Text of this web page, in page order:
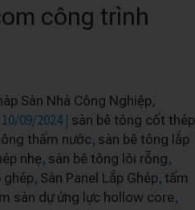
công trình
Sàn Nhà Công Nghiệp,
10/09/2024| sàn bê tông cốt thép
thấm nước, sàn bê tông lắp
nhẹ, sàn bê tông lõi rỗng,
ghép, Sàn Panel Lắp Ghép, tấm
sàn dự ứng lực hollow core,